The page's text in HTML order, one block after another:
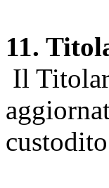
11.
Il